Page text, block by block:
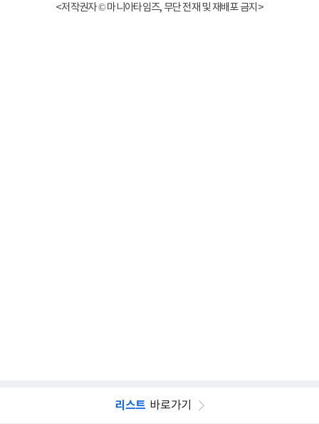
<저작권자 © 마니아타임즈, 무단 전재 및 재배포 금지>
리스트 바로가기